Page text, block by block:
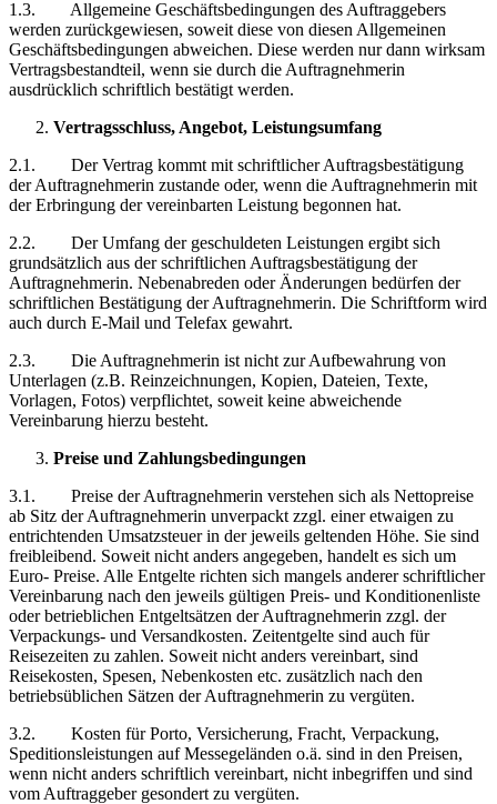
1.3. Allgemeine Geschäftsbedingungen des Auftraggebers
werden zurückgewiesen, soweit diese von diesen Allgemeinen
Geschäftsbedingungen abweichen. Diese werden nur dann wirksam
Vertragsbestandteil, wenn sie durch die Auftragnehmerin
ausdrücklich schriftlich bestätigt werden.
Vertragsschluss, Angebot, Leistungsumfang
2.1. Der Vertrag kommt mit schriftlicher Auftragsbestätigung
der Auftragnehmerin zustande oder, wenn die Auftragnehmerin mit
der Erbringung der vereinbarten Leistung begonnen hat.
2.2. Der Umfang der geschuldeten Leistungen ergibt sich
grundsätzlich aus der schriftlichen Auftragsbestätigung der
Auftragnehmerin. Nebenabreden oder Änderungen bedürfen der
schriftlichen Bestätigung der Auftragnehmerin. Die Schriftform wird
auch durch E-Mail und Telefax gewahrt.
2.3. Die Auftragnehmerin ist nicht zur Aufbewahrung von
Unterlagen (z.B. Reinzeichnungen, Kopien, Dateien, Texte,
Vorlagen, Fotos) verpflichtet, soweit keine abweichende
Vereinbarung hierzu besteht.
Preise und Zahlungsbedingungen
3.1. Preise der Auftragnehmerin verstehen sich als Nettopreise
ab Sitz der Auftragnehmerin unverpackt zzgl. einer etwaigen zu
entrichtenden Umsatzsteuer in der jeweils geltenden Höhe. Sie sind
freibleibend. Soweit nicht anders angegeben, handelt es sich um
Euro- Preise. Alle Entgelte richten sich mangels anderer schriftlicher
Vereinbarung nach den jeweils gültigen Preis- und Konditionenliste
oder betrieblichen Entgeltsätzen der Auftragnehmerin zzgl. der
Verpackungs- und Versandkosten. Zeitentgelte sind auch für
Reisezeiten zu zahlen. Soweit nicht anders vereinbart, sind
Reisekosten, Spesen, Nebenkosten etc. zusätzlich nach den
betriebsüblichen Sätzen der Auftragnehmerin zu vergüten.
3.2. Kosten für Porto, Versicherung, Fracht, Verpackung,
Speditionsleistungen auf Messegeländen o.ä. sind in den Preisen,
wenn nicht anders schriftlich vereinbart, nicht inbegriffen und sind
vom Auftraggeber gesondert zu vergüten.